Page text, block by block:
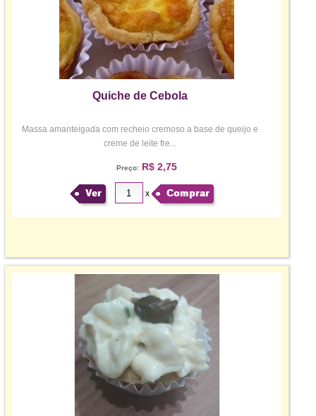
Quiche de Cebola
Massa amanteigada com recheio cremoso a base de queijo e
creme de leite fre...
Preço:R$ 2,75
Ver x Comprar